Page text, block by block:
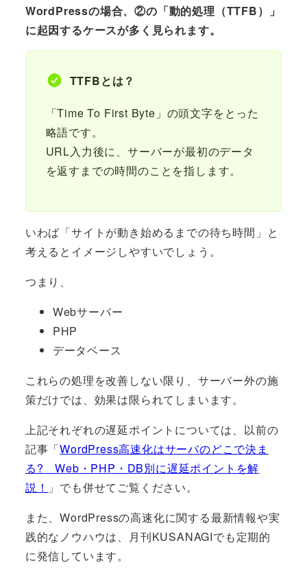
WordPressの場合、②の「動的処理（TTFB）」
に起因するケースが多く見られます。
TTFBとは？
「Time To First Byte」の頭文字をとった
略語です。
URL入力後に、サーバーが最初のデータ
を返すまでの時間のことを指します。
いわば「サイトが動き始めるまでの待ち時間」と
考えるとイメージしやすいでしょう。
つまり、
Webサーバー
PHP
データベース
これらの処理を改善しない限り、サーバー外の施
策だけでは、効果は限られてしまいます。
上記それぞれの遅延ポイントについては、以前の
記事「WordPress高速化はサーバのどこで決ま
る? Web・PHP・DB別に遅延ポイントを解
説！ 」でも併せてご覧ください。
また、WordPressの高速化に関する最新情報や実
践的なノウハウは、月刊KUSANAGIでも定期的
に発信しています。